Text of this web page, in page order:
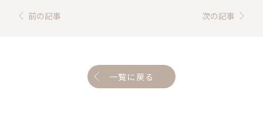
前の記事 次の記事
一覧に戻る